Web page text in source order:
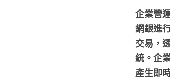
企業營
網銀進
交易，
統。企
產生即